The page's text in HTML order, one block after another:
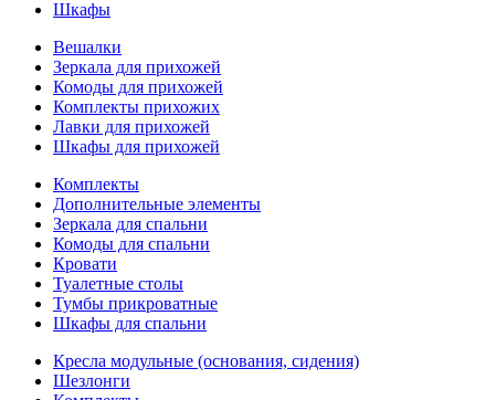
Шкафы
Вешалки
Зеркала для прихожей
Комоды для прихожей
Комплекты прихожих
Лавки для прихожей
Шкафы для прихожей
Комплекты
Дополнительные элементы
Зеркала для спальни
Комоды для спальни
Кровати
Туалетные столы
Тумбы прикроватные
Шкафы для спальни
Кресла модульные (основания, сидения)
Шезлонги